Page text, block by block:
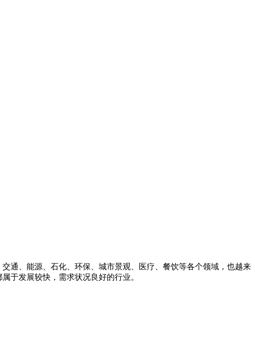
通、能源、石化、环保、城市景观、医疗、餐饮等各个领域，也越来
于发展较快，需求状况良好的行业。